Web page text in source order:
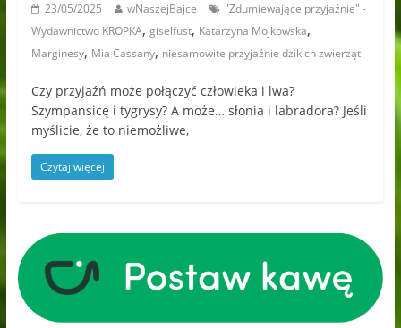
23/05/2025 wNaszejBajce
"Zdumiewające przyjaźnie" -
Wydawnictwo KROPKA, giselfust, Katarzyna Mojkowska,
Marginesy, Mia Cassany, niesamowite przyjaźnie dzikich zwierząt
Czy przyjaźń może połączyć człowieka i lwa?
Szympansicę i tygrysy? A może… słonia i labradora? Jeśli
myślicie, że to niemożliwe,
Czytaj więcej